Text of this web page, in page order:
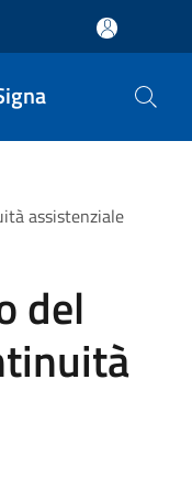
assistenziale
del